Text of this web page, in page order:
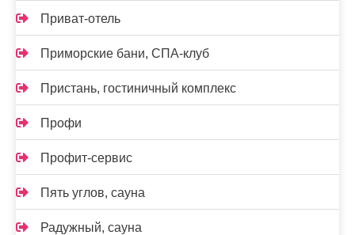
Приват-отель
Приморские бани, СПА-клуб
Пристань, гостиничный комплекс
Профи
Профит-сервис
Пять углов, сауна
Радужный, сауна